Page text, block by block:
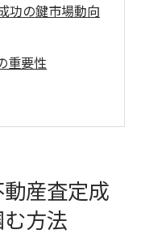
功の鍵市場動向
重要性
方法
のリソース
業者の特徴と
産査定成
方法